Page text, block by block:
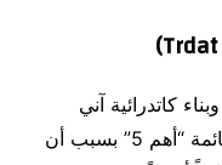
قبة آيا صوفيا عام 989 م، وبناء كاتدرائية آني
العظيمة في أرمينيا. تم استبعاده من قائمة “أهم 5” بسبب أن